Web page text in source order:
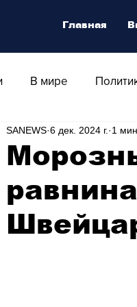
В мире
Армия
Культура
SANEWS 6 дек. 2024 г. 1
Главная